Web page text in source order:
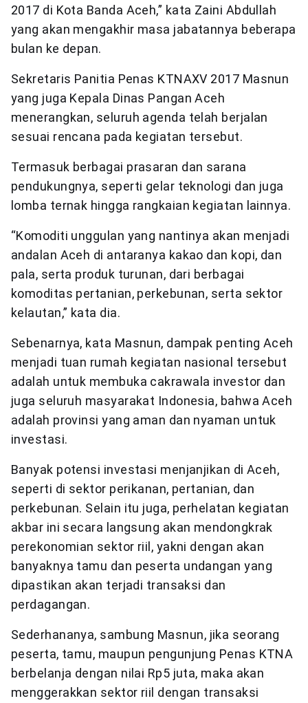
2017 di Kota Banda Aceh,” kata Zaini Abdullah
yang akan mengakhir masa jabatannya beberapa
bulan ke depan.
Sekretaris Panitia Penas KTNAXV 2017 Masnun
yang juga Kepala Dinas Pangan Aceh
menerangkan, seluruh agenda telah berjalan
sesuai rencana pada kegiatan tersebut.
Termasuk berbagai prasaran dan sarana
pendukungnya, seperti gelar teknologi dan juga
lomba ternak hingga rangkaian kegiatan lainnya.
“Komoditi unggulan yang nantinya akan menjadi
andalan Aceh di antaranya kakao dan kopi, dan
pala, serta produk turunan, dari berbagai
komoditas pertanian, perkebunan, serta sektor
kelautan,” kata dia.
Sebenarnya, kata Masnun, dampak penting Aceh
menjadi tuan rumah kegiatan nasional tersebut
adalah untuk membuka cakrawala investor dan
juga seluruh masyarakat Indonesia, bahwa Aceh
adalah provinsi yang aman dan nyaman untuk
investasi.
Banyak potensi investasi menjanjikan di Aceh,
seperti di sektor perikanan, pertanian, dan
perkebunan. Selain itu juga, perhelatan kegiatan
akbar ini secara langsung akan mendongkrak
perekonomian sektor riil, yakni dengan akan
banyaknya tamu dan peserta undangan yang
dipastikan akan terjadi transaksi dan
perdagangan.
Sederhananya, sambung Masnun, jika seorang
peserta, tamu, maupun pengunjung Penas KTNA
berbelanja dengan nilai Rp5 juta, maka akan
menggerakkan sektor riil dengan transaksi